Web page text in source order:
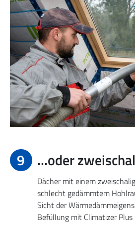
9 …oder
Dächer mit einem
schlecht gedämmtem
Sicht der
Befüllung mit Climatizer